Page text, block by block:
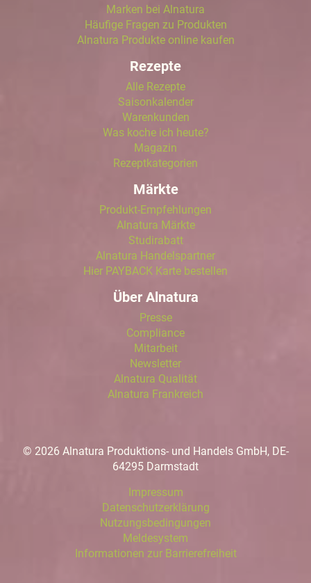
Marken bei Alnatura
Häufige Fragen zu Produkten
Alnatura Produkte online kaufen
Rezepte
Alle Rezepte
Saisonkalender
Warenkunden
Was koche ich heute?
Magazin
Rezeptkategorien
Märkte
Produkt-Empfehlungen
Alnatura Märkte
Studirabatt
Alnatura Handelspartner
Hier PAYBACK Karte bestellen
Über Alnatura
Presse
Compliance
Mitarbeit
Newsletter
Alnatura Qualität
Alnatura Frankreich
© 2026 Alnatura Produktions- und Handels GmbH, DE-
64295 Darmstadt
Impressum
Datenschutzerklärung
Nutzungsbedingungen
Meldesystem
Informationen zur Barrierefreiheit